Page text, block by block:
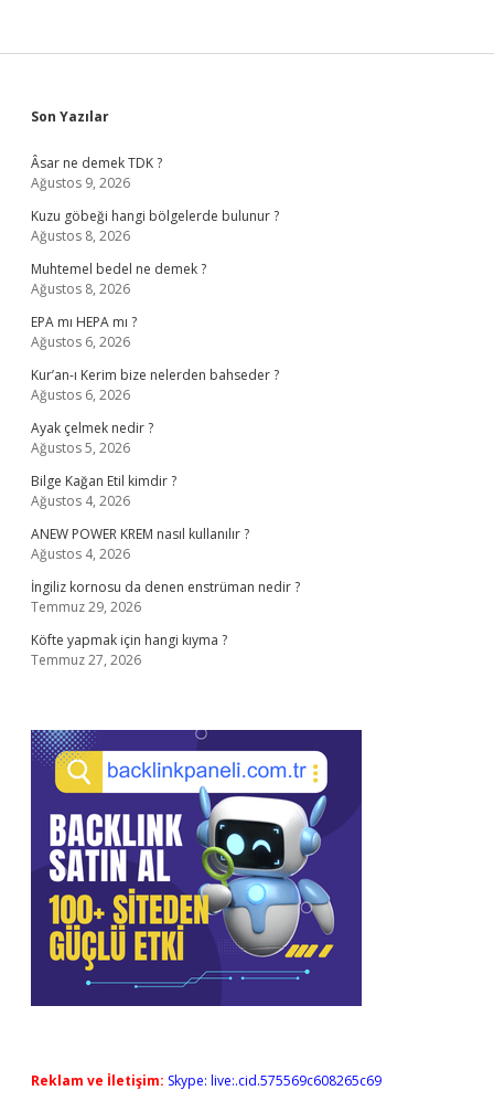
Sidebar
Son Yazılar
Âsar ne demek TDK ?
Ağustos 9, 2026
Kuzu göbeği hangi bölgelerde bulunur ?
Ağustos 8, 2026
Muhtemel bedel ne demek ?
Ağustos 8, 2026
EPA mı HEPA mı ?
Ağustos 6, 2026
Kur’an-ı Kerim bize nelerden bahseder ?
Ağustos 6, 2026
Ayak çelmek nedir ?
Ağustos 5, 2026
Bilge Kağan Etil kimdir ?
Ağustos 4, 2026
ANEW POWER KREM nasıl kullanılır ?
Ağustos 4, 2026
İngiliz kornosu da denen enstrüman nedir ?
Temmuz 29, 2026
Köfte yapmak için hangi kıyma ?
Temmuz 27, 2026
Reklam ve İletişim: Skype: live:.cid.575569c608265c69